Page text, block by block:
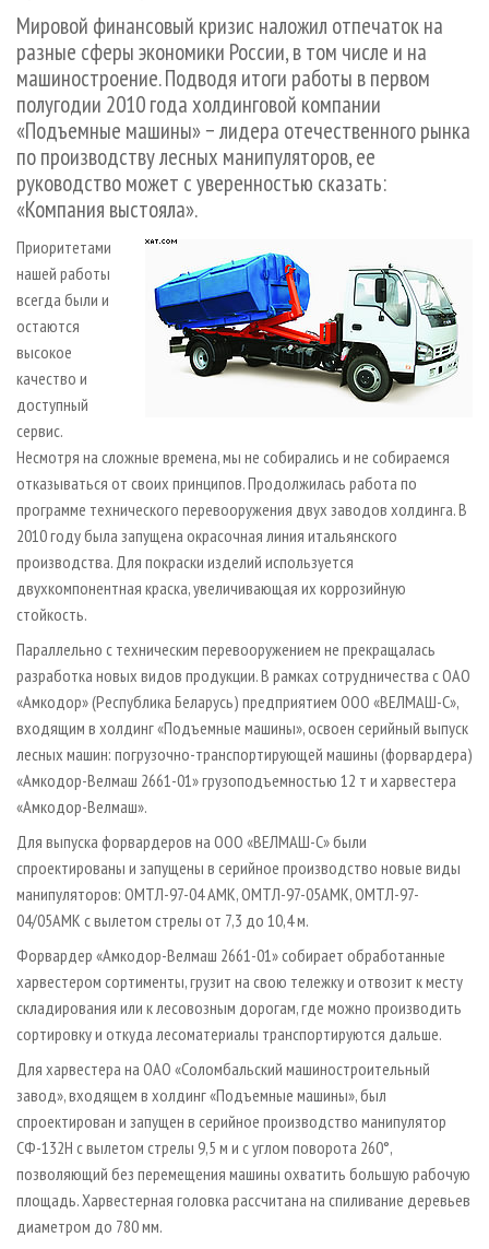
СУШКА ДРЕВЕСИНЫ
ПРОИЗВОДСТВО ДРЕВЕСНЫХ ПЛИТ
ДЕРЕВЯННОЕ ДОМОСТРОЕНИЕ
ПРОИЗВОДСТВО МЕБЕЛИ
БИОЭНЕРГЕТИКА
ЦБП
ПЕРСОНЫ
МОБИЛЬНЫЕ ВЫСТАВКИ
ОФИЦИАЛЬНЫЕ ДЕЛЕГАЦИИ
ПРИОРИТЕТНЫЕ ИНВЕСТПРОЕКТЫ
RUSSIAN FORESTRY REVIEW
ГАЗЕТА ЛЕСПРОМФОРУМ
БИБЛИОТЕКА СПЕЦИАЛИСТА
КОНТАКТЫ
РЕКЛАМА
РЕКЛАМА НА САЙТЕ
Мировой финансовый кризис наложил отпечаток на
разные сферы экономики России, в том числе и на
машиностроение. Подводя итоги работы в первом
полугодии 2010 года холдинговой компании
«Подъемные машины» − лидера отечественного рынка
по производству лесных манипуляторов, ее
руководство может с уверенностью сказать:
«Компания выстояла».
Приоритетами
нашей работы
всегда были и
остаются
высокое
качество и
доступный
сервис.
Несмотря на сложные времена, мы не собирались и не собираемся
отказываться от своих принципов. Продолжилась работа по
программе технического перевооружения двух заводов холдинга. В
2010 году была запущена окрасочная линия итальянского
производства. Для покраски изделий используется
двухкомпонентная краска, увеличивающая их коррозийную
стойкость.
Параллельно с техническим перевооружением не прекращалась
разработка новых видов продукции. В рамках сотрудничества с ОАО
«Амкодор» (Республика Беларусь) предприятием ООО «ВЕЛМАШ-С»,
входящим в холдинг «Подъемные машины», освоен серийный выпуск
лесных машин: погрузочно-транспортирующей машины (форвардера)
«Амкодор-Велмаш 2661-01» грузоподъемностью 12 т и харвестера
«Амкодор-Велмаш».
Для выпуска форвардеров на ООО «ВЕЛМАШ-С» были
спроектированы и запущены в серийное производство новые виды
манипуляторов: ОМТЛ-97-04 АМК, ОМТЛ-97-05АМК, ОМТЛ-97-
04/05АМК с вылетом стрелы от 7,3 до 10,4 м.
Форвардер «Амкодор-Велмаш 2661-01» собирает обработанные
харвестером сортименты, грузит на свою тележку и отвозит к месту
складирования или к лесовозным дорогам, где можно производить
сортировку и откуда лесоматериалы транспортируются дальше.
Для харвестера на ОАО «Соломбальский машиностроительный
завод», входящем в холдинг «Подъемные машины», был
спроектирован и запущен в серийное производство манипулятор
СФ-132H с вылетом стрелы 9,5 м и с углом поворота 260°,
позволяющий без перемещения машины охватить большую рабочую
площадь. Харвестерная головка рассчитана на спиливание деревьев
диаметром до 780 мм.